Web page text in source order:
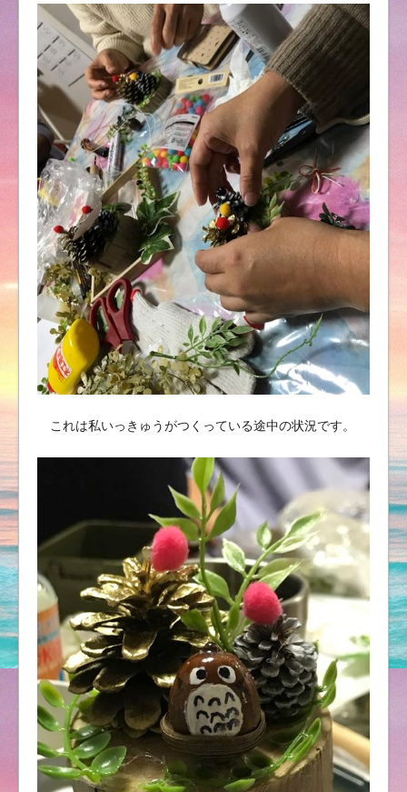
これは私いっきゅうがつくっている途中の状況です。